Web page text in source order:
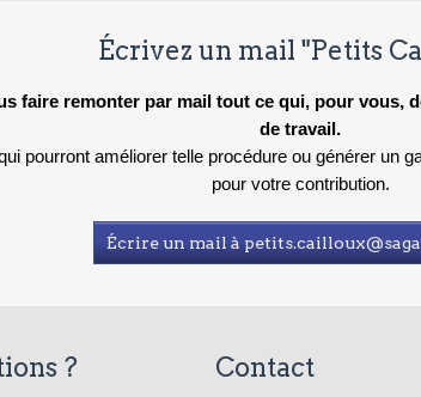
Écrivez un mail "Petits
faire remonter par mail tout ce qui, pour vous,
de travail.
pourront améliorer telle procédure ou générer un
pour votre contribution.
Écrire un mail à
? Contact